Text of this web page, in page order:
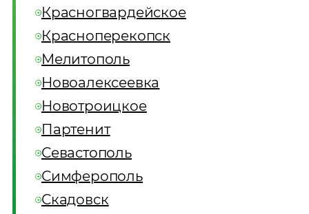
Красногвардейское
Красноперекопск
Мелитополь
Новоалексеевка
Новотроицкое
Партенит
Севастополь
Симферополь
Скадовск